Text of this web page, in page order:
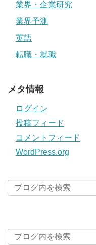
業界・企業研究
業界予測
英語
転職・就職
メタ情報
ログイン
投稿フィード
コメントフィード
WordPress.org